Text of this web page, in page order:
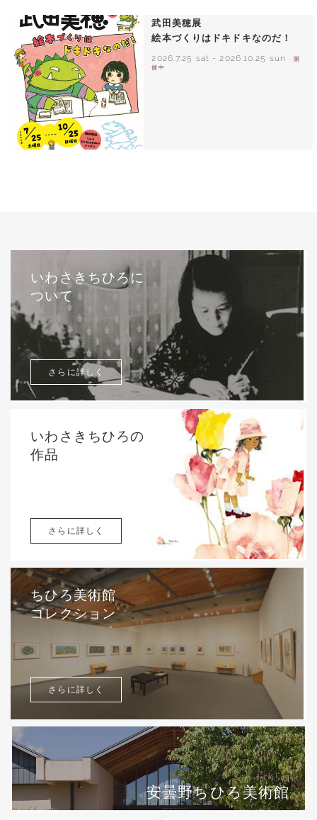
武田美穂展
絵本づくりはドキドキなのだ！
2026.7.25 sat -2026.10.25 sun
- 開
催中
いわさきちひろに
ついて
さらに詳しく
いわさきちひろの
作品
さらに詳しく
ちひろ美術館
コレクション
さらに詳しく
安曇野ちひろ美術館